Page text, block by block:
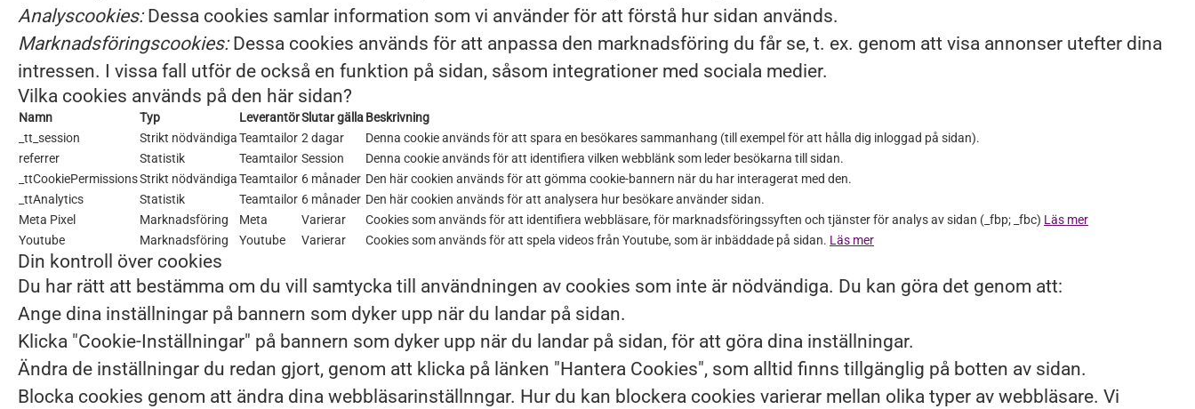
Analyscookies:Dessa cookies samlar information som vi använder för att förstå hur sidan används.
Marknadsföringscookies:Dessa cookies används för att anpassa den marknadsföring du får se, t. ex. genom att visa annonser utefter dina
intressen. I vissa fall utför de också en funktion på sidan, såsom integrationer med sociala medier.
Vilka cookies används på den här sidan?
Namn Typ LeverantörSlutar gällaBeskrivning
_tt_session
Strikt nödvändigaTeamtailor 2 dagar
Denna cookie används för att spara en besökares sammanhang (till exempel för att hålla dig inloggad på sidan).
referrer
Statistik Teamtailor Session
Denna cookie används för att identifiera vilken webblänk som leder besökarna till sidan.
_ttCookiePermissionsStrikt nödvändigaTeamtailor 6 månader Den här cookien används för att gömma cookie-bannern när du har interagerat med den.
_ttAnalytics
Statistik Teamtailor 6 månader Den här cookien används för att analysera hur besökare använder sidan.
Meta Pixel
Marknadsföring Meta Varierar Cookies som används för att identifiera webbläsare, för marknadsföringssyften och tjänster för analys av sidan (_fbp; _fbc) Läs mer
Youtube
Marknadsföring Youtube Varierar Cookies som används för att spela videos från Youtube, som är inbäddade på sidan. Läs mer
Din kontroll över cookies
Du har rätt att bestämma om du vill samtycka till användningen av cookies som inte är nödvändiga. Du kan göra det genom att:
Ange dina inställningar på bannern som dyker upp när du landar på sidan.
Klicka "Cookie-Inställningar" på bannern som dyker upp när du landar på sidan, för att göra dina inställningar.
Ändra de inställningar du redan gjort, genom att klicka på länken "Hantera Cookies", som alltid finns tillgänglig på botten av sidan.
Blocka cookies genom att ändra dina webbläsarinställnngar. Hur du kan blockera cookies varierar mellan olika typer av webbläsare. Vi